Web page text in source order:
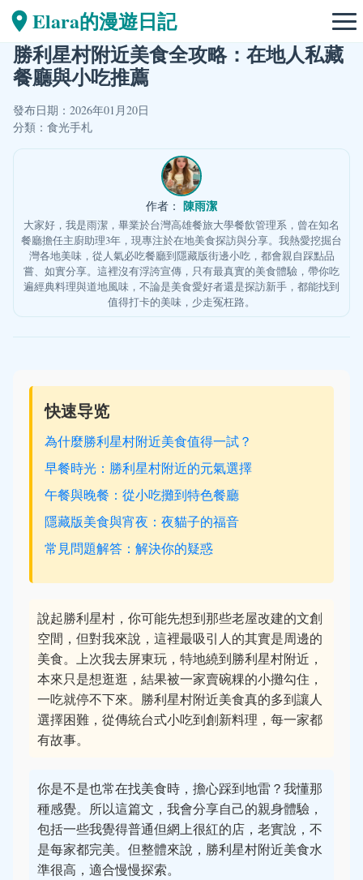
Elara的漫遊日記
勝利星村附近美食全攻略：在地人私藏
餐廳與小吃推薦
發布日期：2026年01月20日
分類： 食光手札
作者： 陳雨潔
大家好，我是雨潔，畢業於台灣高雄餐旅大學餐飲管理系，曾在知名
餐廳擔任主廚助理3年，現專注於在地美食探訪與分享。我熱愛挖掘台
灣各地美味，從人氣必吃餐廳到隱藏版街邊小吃，都會親自踩點品
嘗、如實分享。這裡沒有浮誇宣傳，只有最真實的美食體驗，帶你吃
遍經典料理與道地風味，不論是美食愛好者還是探訪新手，都能找到
值得打卡的美味，少走冤枉路。
快速导览
為什麼勝利星村附近美食值得一試？
早餐時光：勝利星村附近的元氣選擇
午餐與晚餐：從小吃攤到特色餐廳
隱藏版美食與宵夜：夜貓子的福音
常見問題解答：解決你的疑惑
說起勝利星村，你可能先想到那些老屋改建的文創
空間，但對我來說，這裡最吸引人的其實是周邊的
美食。上次我去屏東玩，特地繞到勝利星村附近，
本來只是想逛逛，結果被一家賣碗粿的小攤勾住，
一吃就停不下來。勝利星村附近美食真的多到讓人
選擇困難，從傳統台式小吃到創新料理，每一家都
有故事。
你是不是也常在找美食時，擔心踩到地雷？我懂那
種感覺。所以這篇文，我會分享自己的親身體驗，
包括一些我覺得普通但網上很紅的店，老實說，不
是每家都完美。但整體來說，勝利星村附近美食水
準很高，適合慢慢探索。